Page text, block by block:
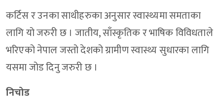
कर्टिस र उनका साथीहरुका अनुसार स्वास्थ्यमा समताका
लागि यो जरुरी छ । जातीय, साँस्कृतिक र भाषिक विविधताले
भरिएको नेपाल जस्तो देशको ग्रामीण स्वास्थ्य सुधारका लागि
यसमा जोड दिनु जरुरी छ ।
निचोड